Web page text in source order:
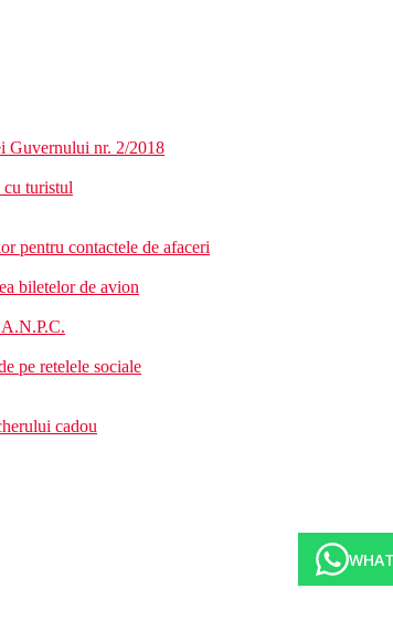
Guvernului nr. 2/2018
turistul
pentru contactele de afaceri
biletelor de avion
pe retelele sociale
cadou